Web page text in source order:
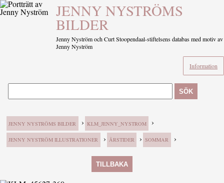
JENNY NYSTRÖMS
BILDER
Jenny Nyström och Curt Stoopendaal-stiftelsens databas med motiv av
Jenny Nyström
Information
SÖK
JENNY NYSTRÖMS BILDER › KLM_JENNY_NYSTROM ›
JENNY NYSTRÖM ILLUSTRATIONER › ÅRSTIDER › SOMMAR ›
TILLBAKA